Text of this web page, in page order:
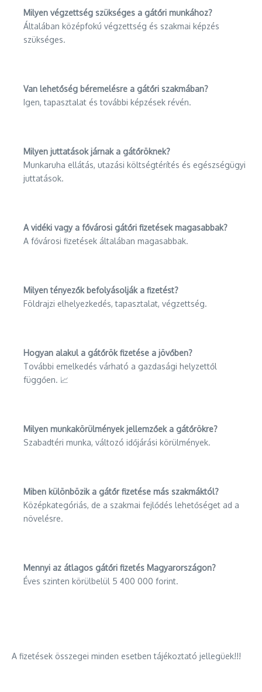
Milyen végzettség szükséges a gátőri munkához?
Általában középfokú végzettség és szakmai képzés
szükséges.
Van lehetőség béremelésre a gátőri szakmában?
Igen, tapasztalat és további képzések révén.
Milyen juttatások járnak a gátőröknek?
Munkaruha ellátás, utazási költségtérítés és egészségügyi
juttatások.
A vidéki vagy a fővárosi gátőri fizetések magasabbak?
A fővárosi fizetések általában magasabbak.
Milyen tényezők befolyásolják a fizetést?
Földrajzi elhelyezkedés, tapasztalat, végzettség.
Hogyan alakul a gátőrök fizetése a jövőben?
További emelkedés várható a gazdasági helyzettől
függően. 📈
Milyen munkakörülmények jellemzőek a gátőrökre?
Szabadtéri munka, változó időjárási körülmények.
Miben különbözik a gátőr fizetése más szakmáktól?
Középkategóriás, de a szakmai fejlődés lehetőséget ad a
növelésre.
Mennyi az átlagos gátőri fizetés Magyarországon?
Éves szinten körülbelül 5 400 000 forint.
A fizetések összegei minden esetben tájékoztató jellegüek!!!